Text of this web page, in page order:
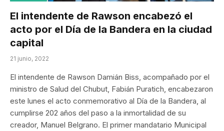
El intendente de Rawson encabezó el
acto por el Día de la Bandera en la ciudad
capital
21 junio, 2022
El intendente de Rawson Damián Biss, acompañado por el
ministro de Salud del Chubut, Fabián Puratich, encabezaron
este lunes el acto conmemorativo al Día de la Bandera, al
cumplirse 202 años del paso a la inmortalidad de su
creador, Manuel Belgrano. El primer mandatario Municipal